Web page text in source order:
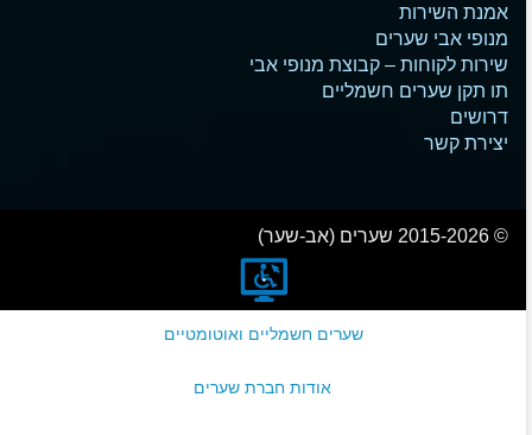
אמנת השירות
מנופי אבי שערים
שירות לקוחות – קבוצת מנופי אבי
תו תקן שערים חשמליים
דרושים
יצירת קשר
© 2015-2026 שערים (אב-שער)
שערים חשמליים ואוטומטיים
אודות חברת שערים